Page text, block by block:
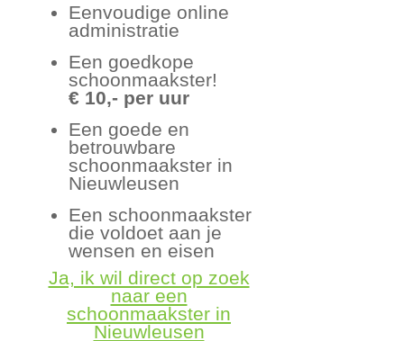
Eenvoudige online
administratie
Een goedkope
schoonmaakster!
€ 10,- per uur
Een goede en
betrouwbare
schoonmaakster in
Nieuwleusen
Een schoonmaakster
die voldoet aan je
wensen en eisen
Ja, ik wil direct op zoek
naar een
schoonmaakster in
Nieuwleusen